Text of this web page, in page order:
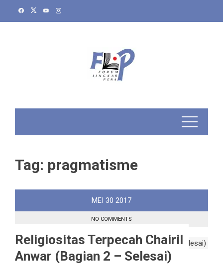
Tag: pragmatisme
MEI 30 2017
NO COMMENTS
Religiositas Terpecah Chairil
Anwar (Bagian 2 – Selesai)